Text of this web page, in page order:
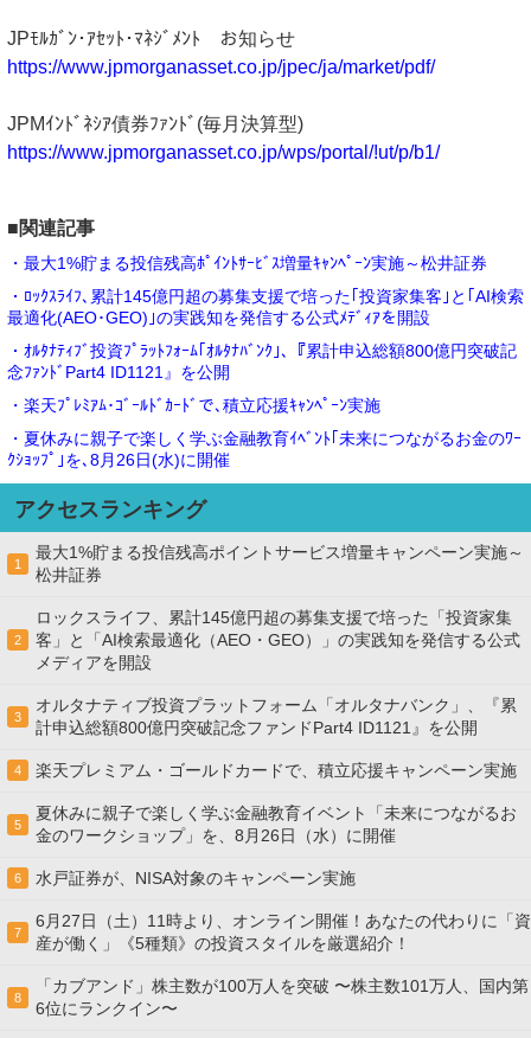
JPﾓﾙｶﾞﾝ･ｱｾｯﾄ･ﾏﾈｼﾞﾒﾝﾄ お知らせ
https://www.jpmorganasset.co.jp/jpec/ja/market/pdf/
JPMｲﾝﾄﾞﾈｼｱ債券ﾌｧﾝﾄﾞ(毎月決算型)
https://www.jpmorganasset.co.jp/wps/portal/!ut/p/b1/
■関連記事
・最大1%貯まる投信残高ﾎﾟｲﾝﾄｻｰﾋﾞｽ増量ｷｬﾝﾍﾟｰﾝ実施～松井証券
・ﾛｯｸｽﾗｲﾌ､累計145億円超の募集支援で培った｢投資家集客｣と｢AI検索
最適化(AEO･GEO)｣の実践知を発信する公式ﾒﾃﾞｨｱを開設
・ｵﾙﾀﾅﾃｨﾌﾞ投資ﾌﾟﾗｯﾄﾌｫｰﾑ｢ｵﾙﾀﾅﾊﾞﾝｸ｣､『累計申込総額800億円突破記
念ﾌｧﾝﾄﾞPart4 ID1121』を公開
・楽天ﾌﾟﾚﾐｱﾑ･ｺﾞｰﾙﾄﾞｶｰﾄﾞで､積立応援ｷｬﾝﾍﾟｰﾝ実施
・夏休みに親子で楽しく学ぶ金融教育ｲﾍﾞﾝﾄ｢未来につながるお金のﾜｰ
ｸｼｮｯﾌﾟ｣を､8月26日(水)に開催
アクセスランキング
1
最大1%貯まる投信残高ポイントサービス増量キャンペーン実施～
松井証券
2
ロックスライフ、累計145億円超の募集支援で培った「投資家集
客」と「AI検索最適化（AEO・GEO）」の実践知を発信する公式
メディアを開設
3
オルタナティブ投資プラットフォーム「オルタナバンク」、『累
計申込総額800億円突破記念ファンドPart4 ID1121』を公開
4 楽天プレミアム・ゴールドカードで、積立応援キャンペーン実施
5
夏休みに親子で楽しく学ぶ金融教育イベント「未来につながるお
金のワークショップ」を、8月26日（水）に開催
6 水戸証券が、NISA対象のキャンペーン実施
7
6月27日（土）11時より、オンライン開催！あなたの代わりに「資
産が働く」《5種類》の投資スタイルを厳選紹介！
8
「カブアンド」株主数が100万人を突破 〜株主数101万人、国内第
6位にランクイン〜